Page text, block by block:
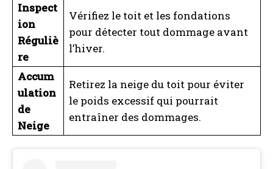
Inspect
ion
Réguliè
re
Vérifiez le toit et les fondations
pour détecter tout dommage avant
l’hiver.
Accum
ulation
de
Neige
Retirez la neige du toit pour éviter
le poids excessif qui pourrait
entraîner des dommages.